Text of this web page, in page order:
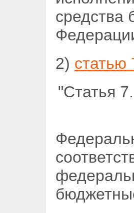
средства
2) статью
"Статья